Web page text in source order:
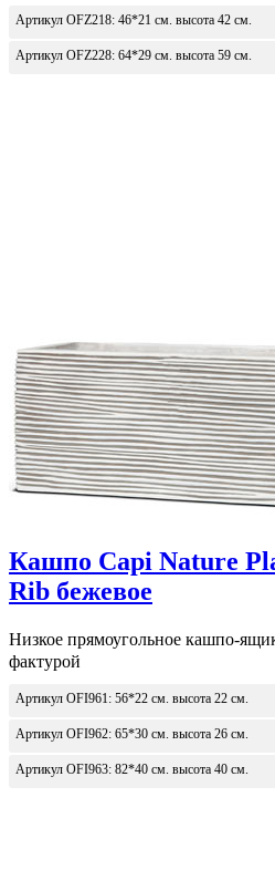
Артикул OFZ218: 46*21 см. высота 42 см.
Артикул OFZ228: 64*29 см. высота 59 см.
Кашпо Capi Nature
Rib бежевое
Низкое прямоугольное кашпо-
фактурой
Артикул OFI961: 56*22 см. высота 22 см.
Артикул OFI962: 65*30 см. высота 26 см.
Артикул OFI963: 82*40 см. высота 40 см.